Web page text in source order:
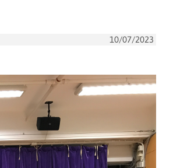
10/07/2023